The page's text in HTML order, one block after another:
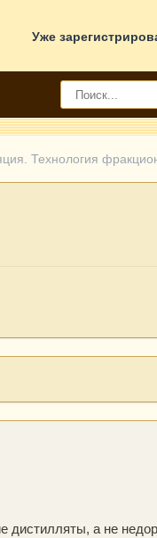
Уже
Технология
дистилляты, а не